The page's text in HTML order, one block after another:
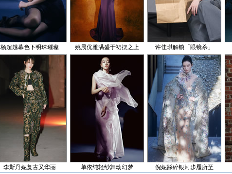
杨超越幕色下明珠璀璨 姚晨优雅满盛于裙摆之上 许佳琪解锁「眼镜杀」
李斯丹妮复古又华丽 单依纯轻纱舞动幻梦 倪妮踩碎银河步履所至